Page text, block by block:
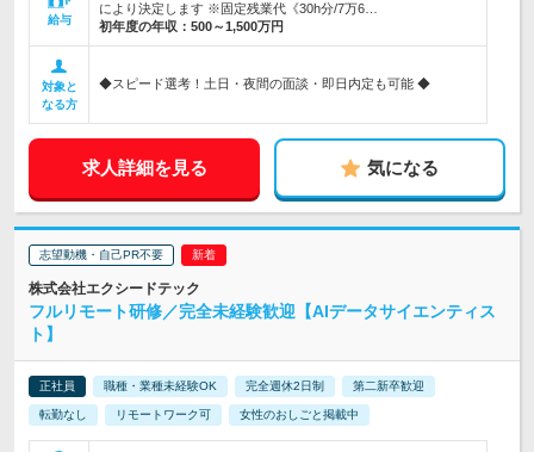
給与
により決定します ※固定残業代《30h分/7万6…
初年度の年収： 500～1,500万円
対象と
なる方
◆スピード選考！土日・夜間の面談・即日内定も可能 ◆
求人詳細を見る 気になる
志望動機・自己PR不要
株式会社エクシードテック
フルリモート研修／完全未経験歓迎【AIデータサイエンティス
ト】
正社員 職種・業種未経験OK 完全週休2日制 第二新卒歓迎
転勤なし リモートワーク可 女性のおしごと掲載中